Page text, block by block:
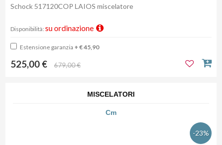
Schock 517120COP LAIOS miscelatore
Disponibilità: su ordinazione
Estensione garanzia + € 45,90
525,00 € 679,00 €
MISCELATORI
Cm
-23%